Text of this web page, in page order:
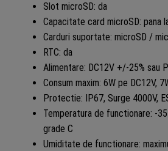
Slot microSD: da
Capacitate card microSD: pana
Carduri suportate: microSD /
RTC: da
Alimentare: DC12V +/-25% sau
Consum maxim: 6W pe DC12V,
Protectie: IP67, Surge 4000V,
Temperatura de functionare: -
grade C
Umiditate de functionare: